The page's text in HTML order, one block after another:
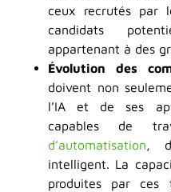
ceux recrutés par
candidats
appartenant à des
Évolution des
doivent non
l’IA et de ses
capables de
d’automatisation,
intelligent. La
produites par ces